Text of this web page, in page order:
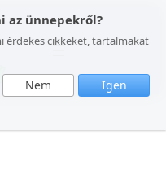
az ünnepekről?
érdekes cikkeket, tartalmakat
Nem Igen